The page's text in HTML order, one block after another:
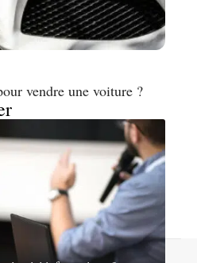
vendre une voiture ?
légales Sitemap